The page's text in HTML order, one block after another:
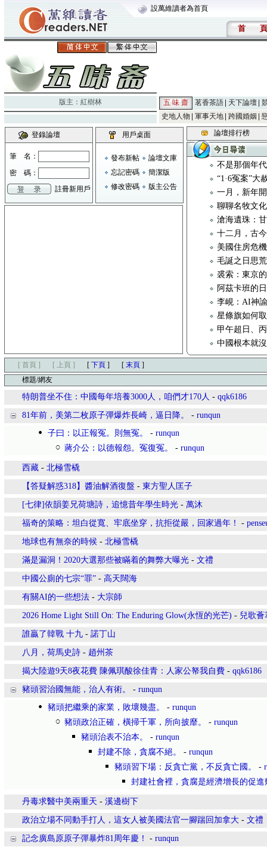
設萬維讀者為首頁
首 頁
版主： 紅樹林 五 味 齋 茗香茶語 天下論壇
史地人物
軍事天地 跨國婚姻
登錄論壇
筆 名：
密 碼：
註冊新用戶
用戶桌面
發布新帖
論壇文庫
忘記密碼
簡潔版
修改密碼
版主公告
論壇排行榜
不是那個年
“1·6冤案”大
一月，新年
聊聊名牧文
滄海遺珠：
十二月，古
美國住房危
毛誕之日思
裘索：東京
阿茲卡班的
李峴：AI神
星條旗如何
甲午超日、
中國根本就
[ 首頁 ] [ 上頁 ] [ 下頁 ] [ 末頁 ]
標題/網友
特朗普坐不住：中國每年培養3000人，咱們才170人 - qqk6186
81年前，美第二枚原子彈爆炸長崎，逼日降。 - runqun
子曰：以正報冤。則無冤。
- runqun
蔣介公：以德報怨。冤復冤。
- runqun
西藏 - 北極雪橇
【答疑解惑318】醬油解酒復盤 - 東方聖人匡子
[七律]依韻姜兄荷塘詩，追憶昔年學生時光 - 萬沐
福奇的策略：坦白從寬、牢底坐穿，抗拒從嚴，回家過年！ -
地球也有無奈的時候 - 北極雪橇
滿是漏洞！2020大選那些被瞞着的舞弊大曝光 - 文禮
中國公廁的七宗“罪” - 高天闊海
有關AI的一些想法 - 大宗師
2026 Home Light Still On: The Enduring Glow(永恆的光芒) - 兒歌薈
誰贏了韓戰 十九 - 諾丁山
八月，荷馬史詩 - 趙州茶
揭大陸遊9天8夜花費 陳佩琪酸徐佳青：人家公帑我自費 - qqk6186
豬頭習治國無能，治人有術。 - runqun
豬頭把繼乘的家業，敗壞幾盡。
- runqun
豬頭政治正確，橫掃千軍，所向披靡。
- runqun
豬頭治表不治本。
- runqun
封建不除，貪腐不絕。
- runqun
豬頭習下場：反貪亡黨，不反貪亡國。
-
封建社會裡，貪腐是經濟增長的促
丹毒求醫中美兩重天 - 溪邊樹下
政治立場不同動手打人，這女人被美國法官一腳踹回加拿大 - 文禮
記念廣島原原子彈暴炸81周年慶！ - runqun